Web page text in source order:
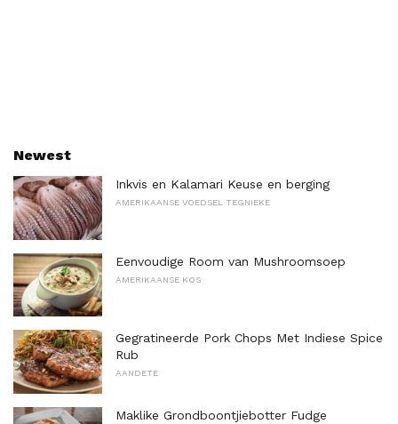
Newest
Inkvis en Kalamari Keuse en berging
AMERIKAANSE VOEDSEL TEGNIEKE
Eenvoudige Room van Mushroomsoep
AMERIKAANSE KOS
Gegratineerde Pork Chops Met Indiese Spice
Rub
AANDETE
Maklike Grondboontjiebotter Fudge